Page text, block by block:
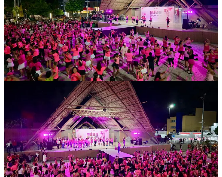
1
Discusión sobre este post
Comentarios Restacks